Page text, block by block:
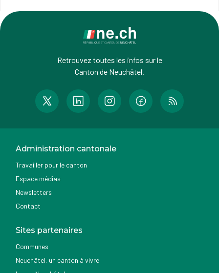
Retrouvez toutes les infos sur le
Canton de Neuchâtel.
Administration cantonale
Travailler pour le canton
Espace médias
Newsletters
Contact
Sites partenaires
Communes
Neuchâtel, un canton à vivre